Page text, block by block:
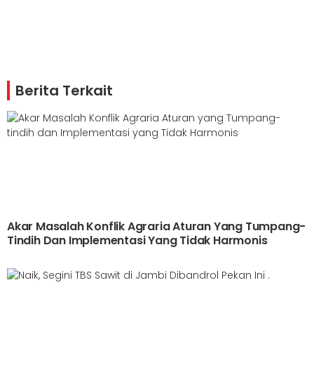
Berita Terkait
Akar Masalah Konflik Agraria Aturan Yang Tumpang-
Tindih Dan Implementasi Yang Tidak Harmonis